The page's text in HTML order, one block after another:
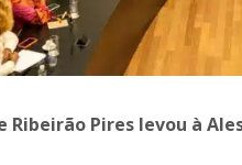
Ribeirão Pires levou à